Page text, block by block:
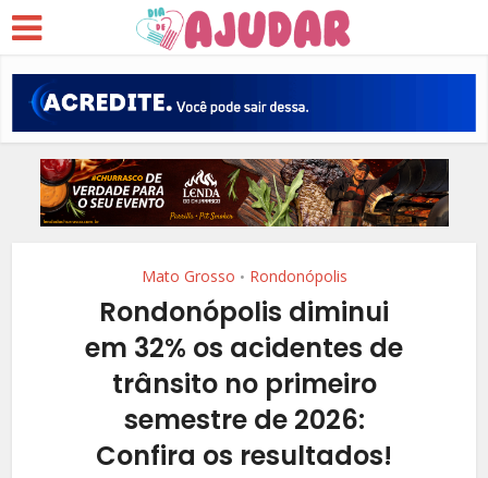
Mato Grosso • Rondonópolis
Rondonópolis diminui
em 32% os acidentes de
trânsito no primeiro
semestre de 2026:
Confira os resultados!